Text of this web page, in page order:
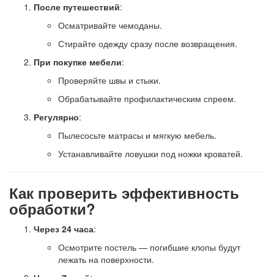
После путешествий:
Осматривайте чемоданы.
Стирайте одежду сразу после возвращения.
При покупке мебели:
Проверяйте швы и стыки.
Обрабатывайте профилактическим спреем.
Регулярно:
Пылесосьте матрасы и мягкую мебель.
Устанавливайте ловушки под ножки кроватей.
Как проверить эффективность
обработки?
Через 24 часа:
Осмотрите постель — погибшие клопы будут
лежать на поверхности.